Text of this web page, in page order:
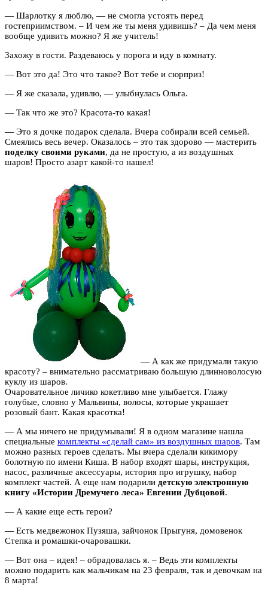
— Шарлотку я люблю, — не смогла устоять перед
гостеприимством. – И чем же ты меня удивишь? – Да чем меня
вообще удивить можно? Я же учитель!
Захожу в гости. Раздеваюсь у порога и иду в комнату.
— Вот это да! Это что такое? Вот тебе и сюрприз!
— Я же сказала, удивлю, — улыбнулась Ольга.
— Так что же это? Красота-то какая!
— Это я дочке подарок сделала. Вчера собирали всей семьей.
Смеялись весь вечер. Оказалось – это так здорово — мастерить
поделку своими руками, да не простую, а из воздушных
шаров! Просто азарт какой-то нашел!
— А как же придумали такую
красоту? – внимательно рассматриваю большую длинноволосую
куклу из шаров.
Очаровательное личико кокетливо мне улыбается. Глажу
голубые, словно у Мальвины, волосы, которые украшает
розовый бант. Какая красотка!
— А мы ничего не придумывали! Я в одном магазине нашла
специальные комплекты «сделай сам» из воздушных шаров. Там
можно разных героев сделать. Мы вчера сделали кикимору
болотную по имени Киша. В набор входят шары, инструкция,
насос, различные аксессуары, история про игрушку, набор
комплект частей. А еще нам подарили детскую электронную
книгу «Истории Дремучего леса» Евгении Дубцовой.
— А какие еще есть герои?
— Есть медвежонок Пузяша, зайчонок Прыгуня, домовенок
Степка и ромашки-очаровашки.
— Вот она – идея! – обрадовалась я. – Ведь эти комплекты
можно подарить как мальчикам на 23 февраля, так и девочкам на
8 марта!